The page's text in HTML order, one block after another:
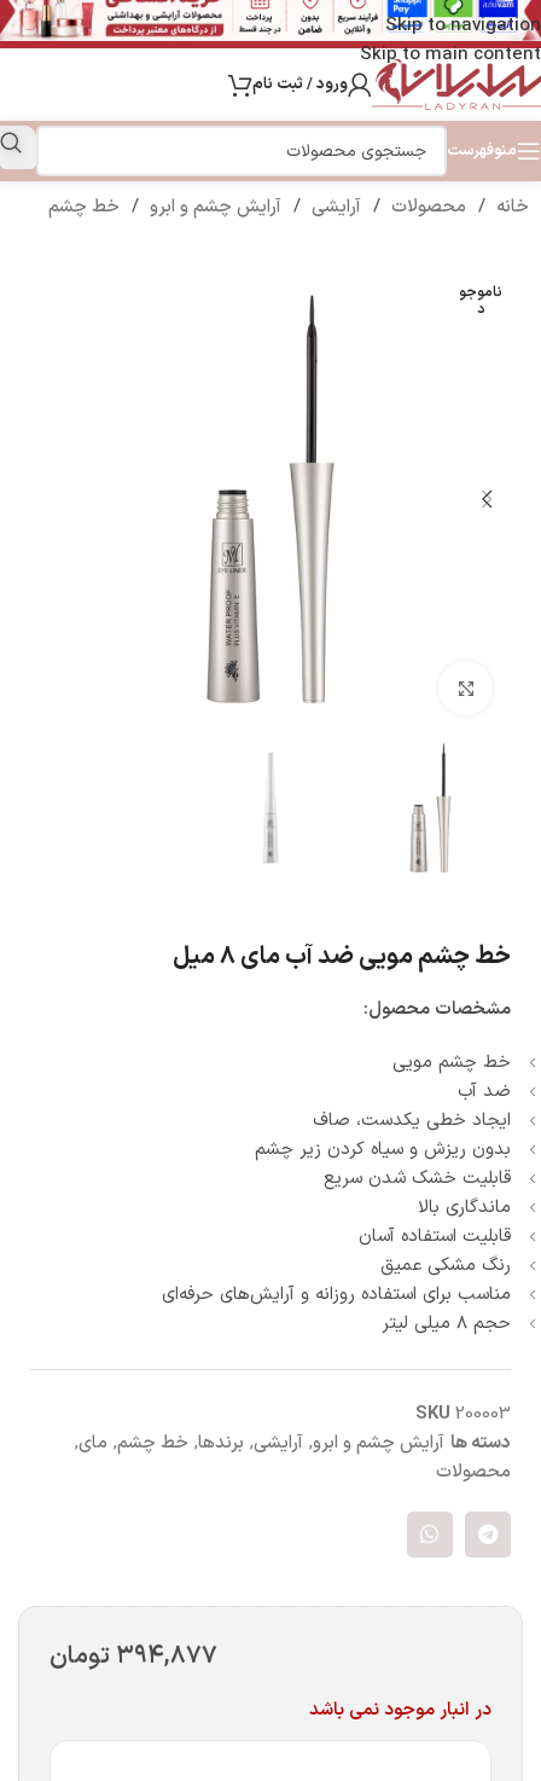
Skip to navigation
Skip to main content
ورود / ثبت نام
منوفهرست
خانه / محصولات / آرایشی / آرایش چشم و ابرو / خط چشم
ناموجو
د
خط چشم مویی ضد آب مای ۸ میل
مشخصات محصول:
خط چشم مویی
ضد آب
ایجاد خطی یکدست، صاف
بدون ریزش و سیاه کردن زیر چشم
قابلیت خشک شدن سریع
ماندگاری بالا
قابلیت استفاده آسان
رنگ مشکی عمیق
مناسب برای استفاده روزانه و آرایش‌های حرفه‌ای
حجم ۸ میلی لیتر
SKU 200003
دسته ها آرایش چشم و ابرو, آرایشی, برندها, خط چشم, مای,
محصولات
۳۹۴,۸۷۷ تومان
در انبار موجود نمی باشد